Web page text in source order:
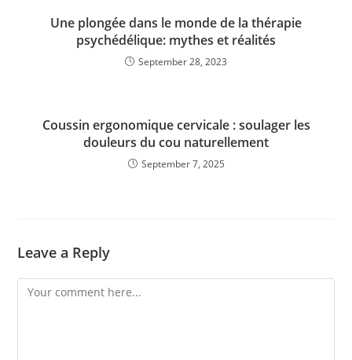
Une plongée dans le monde de la thérapie
psychédélique: mythes et réalités
September 28, 2023
Coussin ergonomique cervicale : soulager les
douleurs du cou naturellement
September 7, 2025
Leave a Reply
Comment